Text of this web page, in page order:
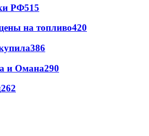
РФ515
на топливо420
386
и Омана290
262